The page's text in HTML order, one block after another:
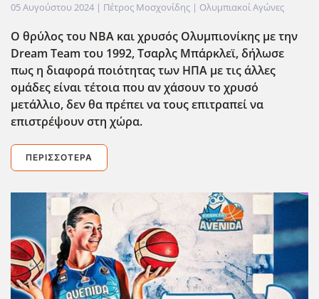
05 Αυγούστου 2024 | Πέτρος Μοσχονίδης | Ολυμπιακοί Αγώνες
Ο θρύλος του ΝΒΑ και χρυσός Ολυμπιονίκης με την
Dream Team του 1992, Τσαρλς Μπάρκλεϊ, δήλωσε
πως η διαφορά ποιότητας των ΗΠΑ με τις άλλες
ομάδες είναι τέτοια που αν χάσουν το χρυσό
μετάλλιο, δεν θα πρέπει να τους επιτραπεί να
επιστρέψουν στη χώρα.
ΠΕΡΙΣΣΌΤΕΡΑ